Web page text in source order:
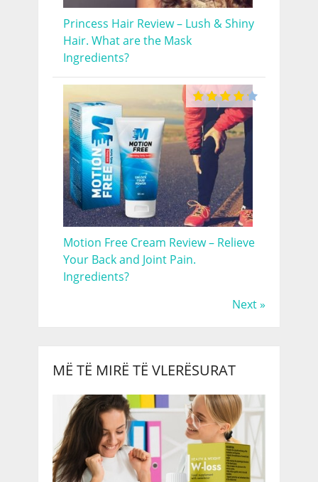
Princess Hair Review – Lush & Shiny
Hair. What are the Mask
Ingredients?
Motion Free Cream Review – Relieve
Your Back and Joint Pain.
Ingredients?
Next »
MË TË MIRË TË VLERËSURAT